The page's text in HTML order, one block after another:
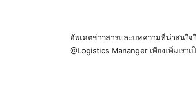
อัพเดตข่าวสารและบทความที่น่าสนใ
@Logistics Mananger เพียงเพิ่มเราเ